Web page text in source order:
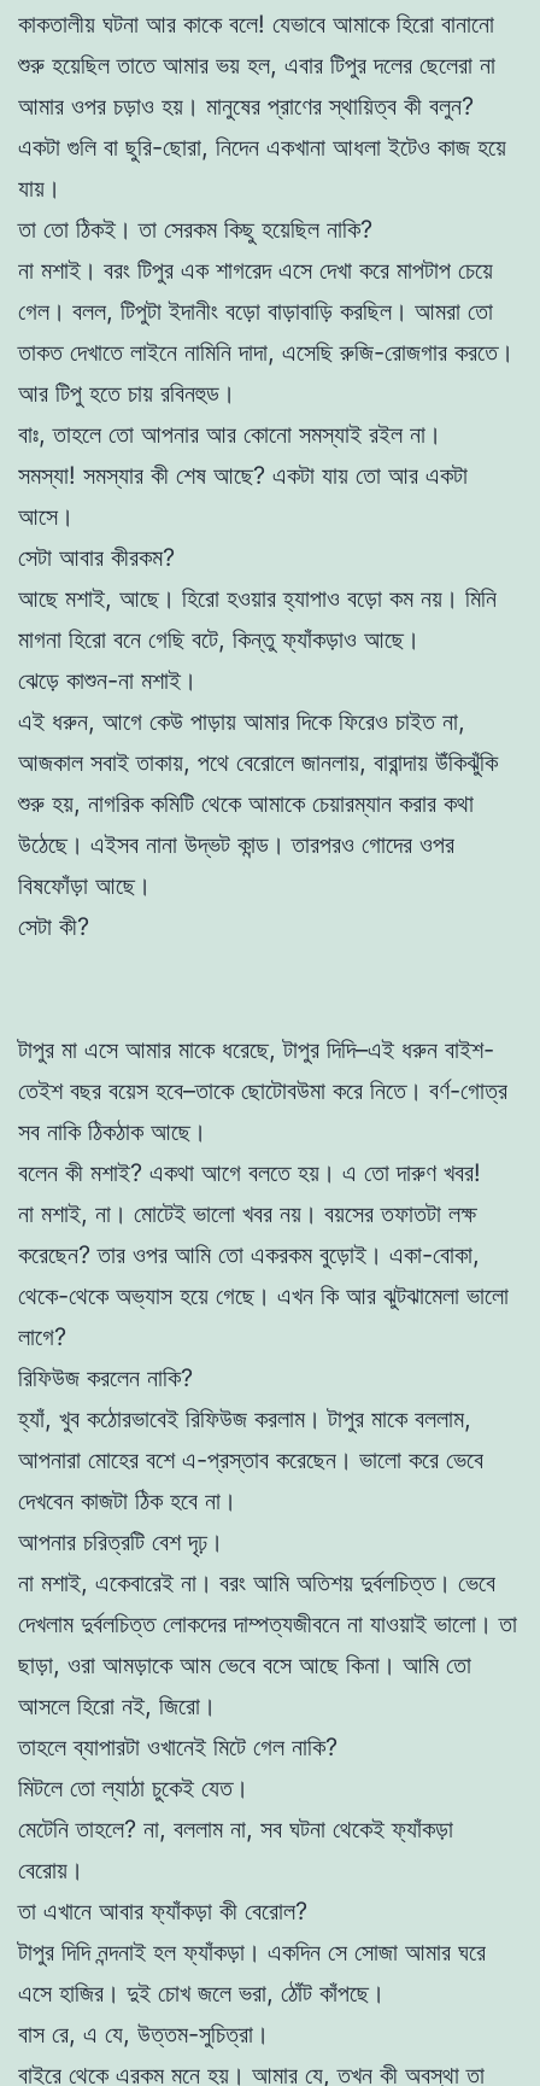
কাকতালীয় ঘটনা আর কাকে বলে! যেভাবে আমাকে হিরো বানানো
শুরু হয়েছিল তাতে আমার ভয় হল, এবার টিপুর দলের ছেলেরা না
আমার ওপর চড়াও হয়। মানুষের প্রাণের স্থায়িত্ব কী বলুন?
একটা গুলি বা ছুরি-ছোরা, নিদেন একখানা আধলা ইটেও কাজ হয়ে
যায়।
তা তো ঠিকই। তা সেরকম কিছু হয়েছিল নাকি?
না মশাই। বরং টিপুর এক শাগরেদ এসে দেখা করে মাপটাপ চেয়ে
গেল। বলল, টিপুটা ইদানীং বড়ো বাড়াবাড়ি করছিল। আমরা তো
তাকত দেখাতে লাইনে নামিনি দাদা, এসেছি রুজি-রোজগার করতে।
আর টিপু হতে চায় রবিনহুড।
বাঃ, তাহলে তো আপনার আর কোনো সমস্যাই রইল না।
সমস্যা! সমস্যার কী শেষ আছে? একটা যায় তো আর একটা
আসে।
সেটা আবার কীরকম?
আছে মশাই, আছে। হিরো হওয়ার হ্যাপাও বড়ো কম নয়। মিনি
মাগনা হিরো বনে গেছি বটে, কিন্তু ফ্যাঁকড়াও আছে।
ঝেড়ে কাশুন-না মশাই।
এই ধরুন, আগে কেউ পাড়ায় আমার দিকে ফিরেও চাইত না,
আজকাল সবাই তাকায়, পথে বেরোলে জানলায়, বারান্দায় উঁকিঝুঁকি
শুরু হয়, নাগরিক কমিটি থেকে আমাকে চেয়ারম্যান করার কথা
উঠেছে। এইসব নানা উদ্ভট কান্ড। তারপরও গোদের ওপর
বিষফোঁড়া আছে।
সেটা কী?
টাপুর মা এসে আমার মাকে ধরেছে, টাপুর দিদি–এই ধরুন বাইশ-
তেইশ বছর বয়েস হবে–তাকে ছোটোবউমা করে নিতে। বর্ণ-গোত্র
সব নাকি ঠিকঠাক আছে।
বলেন কী মশাই? একথা আগে বলতে হয়। এ তো দারুণ খবর!
না মশাই, না। মোটেই ভালো খবর নয়। বয়সের তফাতটা লক্ষ
করেছেন? তার ওপর আমি তো একরকম বুড়োই। একা-বোকা,
থেকে-থেকে অভ্যাস হয়ে গেছে। এখন কি আর ঝুটঝামেলা ভালো
লাগে?
রিফিউজ করলেন নাকি?
হ্যাঁ, খুব কঠোরভাবেই রিফিউজ করলাম। টাপুর মাকে বললাম,
আপনারা মোহের বশে এ-প্রস্তাব করেছেন। ভালো করে ভেবে
দেখবেন কাজটা ঠিক হবে না।
আপনার চরিত্রটি বেশ দৃঢ়।
না মশাই, একেবারেই না। বরং আমি অতিশয় দুর্বলচিত্ত। ভেবে
দেখলাম দুর্বলচিত্ত লোকদের দাম্পত্যজীবনে না যাওয়াই ভালো। তা
ছাড়া, ওরা আমড়াকে আম ভেবে বসে আছে কিনা। আমি তো
আসলে হিরো নই, জিরো।
তাহলে ব্যাপারটা ওখানেই মিটে গেল নাকি?
মিটলে তো ল্যাঠা চুকেই যেত।
মেটেনি তাহলে? না, বললাম না, সব ঘটনা থেকেই ফ্যাঁকড়া
বেরোয়।
তা এখানে আবার ফ্যাঁকড়া কী বেরোল?
টাপুর দিদি নন্দনাই হল ফ্যাঁকড়া। একদিন সে সোজা আমার ঘরে
এসে হাজির। দুই চোখ জলে ভরা, ঠোঁট কাঁপছে।
বাস রে, এ যে, উত্তম-সুচিত্রা।
বাইরে থেকে এরকম মনে হয়। আমার যে, তখন কী অবস্থা তা